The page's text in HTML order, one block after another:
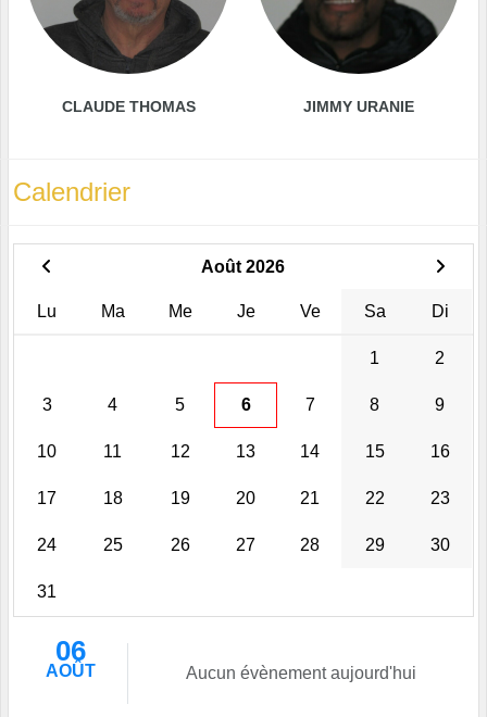
CLAUDE THOMAS JIMMY URANIE
Calendrier
Août 2026
Lu Ma Me Je Ve Sa Di
1 2
3 4 5 6 7 8 9
10 11 12 13 14 15 16
17 18 19 20 21 22 23
24 25 26 27 28 29 30
31
06
AOÛT Aucun évènement aujourd'hui